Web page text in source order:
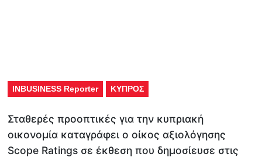
INBUSINESS Reporter ΚΥΠΡΟΣ
Σταθερές προοπτικές για την κυπριακή
οικονομία καταγράφει ο οίκος αξιολόγησης
Scope Ratings σε έκθεση που δημοσίευσε στις